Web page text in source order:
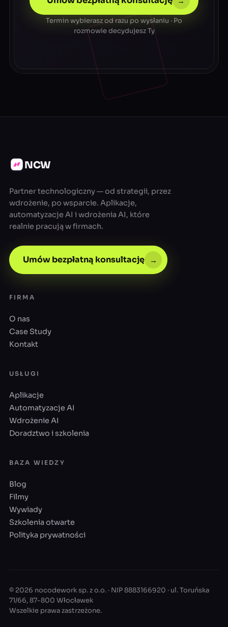
Termin wybierasz od razu po wysłaniu · Po
rozmowie decydujesz Ty
NCW
Partner technologiczny — od strategii, przez
wdrożenie, po wsparcie. Aplikacje,
automatyzacje AI i wdrożenia AI, które
realnie pracują w firmach.
Umów bezpłatną konsultację →
FIRMA
O nas
Case Study
Kontakt
USŁUGI
Aplikacje
Automatyzacje AI
Wdrożenie AI
Doradztwo i szkolenia
BAZA WIEDZY
Blog
Filmy
Wywiady
Szkolenia otwarte
Polityka prywatności
© 2026 nocodework sp. z o.o. · NIP 8883166920 · ul. Toruńska
71/66, 87-800 Włocławek
Wszelkie prawa zastrzeżone.